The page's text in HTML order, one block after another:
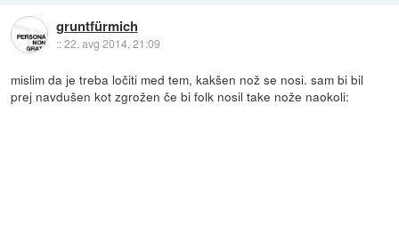
gruntfürmich
::22. avg 2014, 21:09
mislim da je treba ločiti med tem, kakšen nož se nosi. sam bi bil
prej navdušen kot zgrožen če bi folk nosil take nože naokoli: